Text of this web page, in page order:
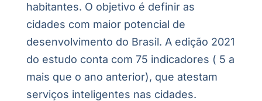
habitantes. O objetivo é definir as
cidades com maior potencial de
desenvolvimento do Brasil. A edição 2021
do estudo conta com 75 indicadores ( 5 a
mais que o ano anterior), que atestam
serviços inteligentes nas cidades.